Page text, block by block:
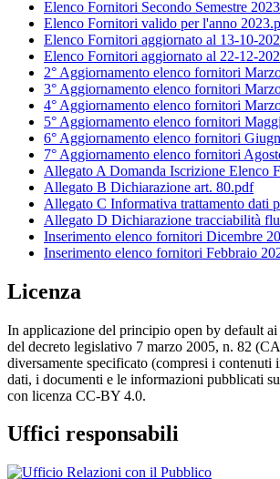
Elenco Fornitori Secondo Semestre
Elenco Fornitori valido per l'anno
Elenco Fornitori aggiornato al 13-10-
Elenco Fornitori aggiornato al 22-12-
2° Aggiornamento elenco fornitori
3° Aggiornamento elenco fornitori
4° Aggiornamento elenco fornitori
5° Aggiornamento elenco fornitori
6° Aggiornamento elenco fornitori
7° Aggiornamento elenco fornitori
Allegato A Domanda Iscrizione Elenco
Allegato B Dichiarazione art. 80.pdf
Allegato C Informativa trattamento dati
Allegato D Dichiarazione tracciabilità
Inserimento elenco fornitori Dicembre
Inserimento elenco fornitori Febbraio
Licenza
In applicazione del principio open by default ai
del decreto legislativo 7 marzo 2005, n. 82
diversamente specificato (compresi i contenuti
dati, i documenti e le informazioni pubblicati
con licenza CC-BY 4.0.
Uffici responsabili